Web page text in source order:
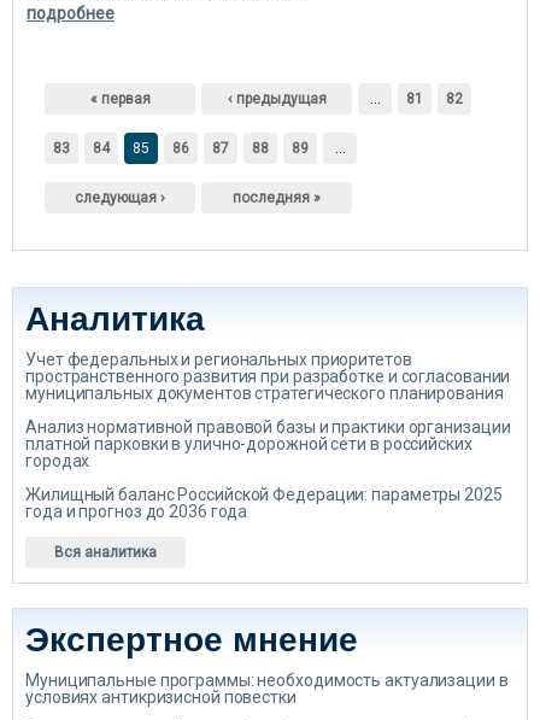
подробнее
Страницы
« первая ‹ предыдущая … 81 82
83 84 85 86 87 88 89 …
следующая › последняя »
Аналитика
Учет федеральных и региональных приоритетов
пространственного развития при разработке и согласовании
муниципальных документов стратегического планирования
Анализ нормативной правовой базы и практики организации
платной парковки в улично-дорожной сети в российских
городах
Жилищный баланс Российской Федерации: параметры 2025
года и прогноз до 2036 года
Вся аналитика
Экспертное мнение
Муниципальные программы: необходимость актуализации в
условиях антикризисной повестки